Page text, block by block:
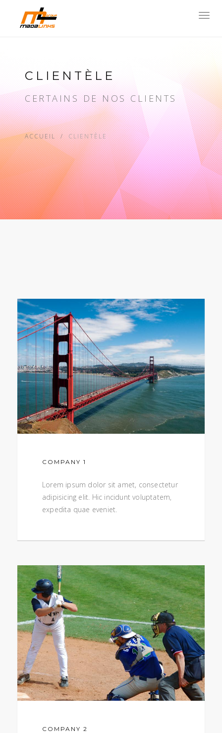
CLIENTÈLE
CERTAINS DE NOS CLIENTS
ACCUEIL CLIENTÈLE
COMPANY 1
Lorem ipsum dolor sit amet, consectetur
adipisicing elit. Hic incidunt voluptatem,
expedita quae eveniet.
COMPANY 2